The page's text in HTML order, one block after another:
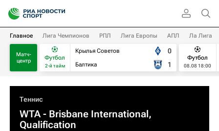
Главное Лига Чемпионов РПЛ Лига Европы АПЛ Ла Лига
Матч-
центр
Футбол
2-й тайм
Крылья Советов
Балтика
0
1
Футбол
08.08 18:00
Теннис
WTA- Brisbane International,
Qualification